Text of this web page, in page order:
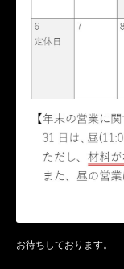
お待ちしております。